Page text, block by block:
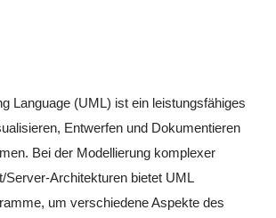
Language (UML) ist ein leistungsfähiges
Entwerfen und Dokumentieren
Bei der Modellierung komplexer
Server-Architekturen bietet UML
um verschiedene Aspekte des